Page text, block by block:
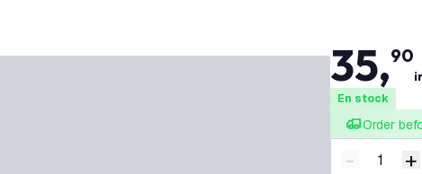
35,90
En stock
Order
Disminuir
- +